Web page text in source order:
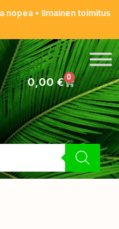
nopea • Ilmainen toimitus
0,00€ 0